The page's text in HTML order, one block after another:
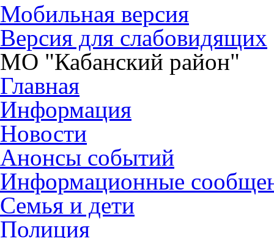
Мобильная версия
Версия для слабовидящих
МО "Кабанский район"
Главная
Информация
Новости
Анонсы событий
Информационные
Семья и дети
Полиция